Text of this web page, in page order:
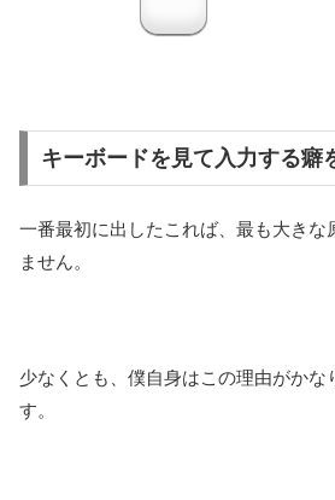
キーボードを見て入力する癖
一番最初に出したこれば、最も大きな
ません。
少なくとも、僕自身はこの理由がかな
す。